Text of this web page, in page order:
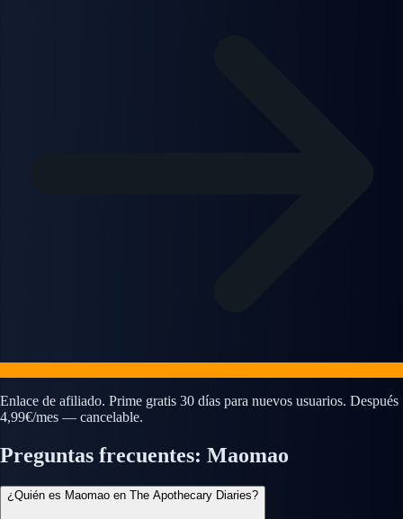
Enlace de afiliado. Prime gratis 30 días para nuevos usuarios. Después
4,99€/mes — cancelable.
Preguntas frecuentes: Maomao
¿Quién es Maomao en The Apothecary Diaries?